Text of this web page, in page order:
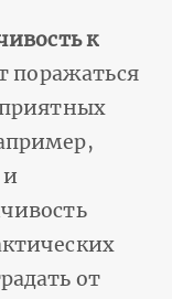
к
поражаться
и
от